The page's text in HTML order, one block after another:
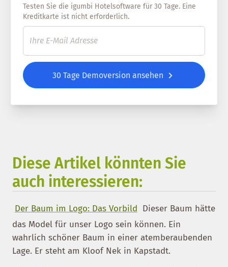
Testen Sie die igumbi Hotelsoftware für 30 Tage. Eine
Kreditkarte ist nicht erforderlich.
30 Tage Demoversion ansehen
Diese Artikel könnten Sie
auch interessieren:
Der Baum im Logo: Das Vorbild Dieser Baum hätte
das Model für unser Logo sein können. Ein
wahrlich schöner Baum in einer atemberaubenden
Lage. Er steht am Kloof Nek in Kapstadt.